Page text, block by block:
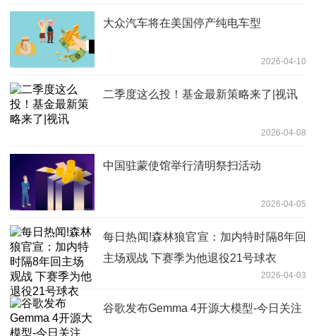
大众汽车将在美国停产纯电车型
2026-04-10
二季度这么投！基金最新策略来了|视讯
2026-04-08
中国驻蒙使馆举行清明祭扫活动
2026-04-05
每日热闻!森林狼官宣：加内特时隔8年回
主场观战 下赛季为他退役21号球衣
2026-04-03
谷歌发布Gemma 4开源大模型-今日关注